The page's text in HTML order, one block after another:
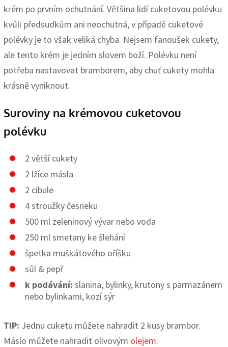
krém po prvním ochutnání. Většina lidí cuketovou polévku
kvůli předsudkům ani neochutná, v případě cuketové
polévky je to však veliká chyba. Nejsem fanoušek cukety,
ale tento krém je jedním slovem boží. Polévku není
potřeba nastavovat bramborem, aby chuť cukety mohla
krásně vyniknout.
Suroviny na krémovou cuketovou
polévku
2 větší cukety
2 lžíce másla
2 cibule
4 stroužky česneku
500 ml zeleninový vývar nebo voda
250 ml smetany ke šlehání
špetka muškátového oříšku
sůl & pepř
k podávání: slanina, bylinky, krutony s parmazánem
nebo bylinkami, kozí sýr
TIP: Jednu cuketu můžete nahradit 2 kusy brambor.
Máslo můžete nahradit olivovým olejem.